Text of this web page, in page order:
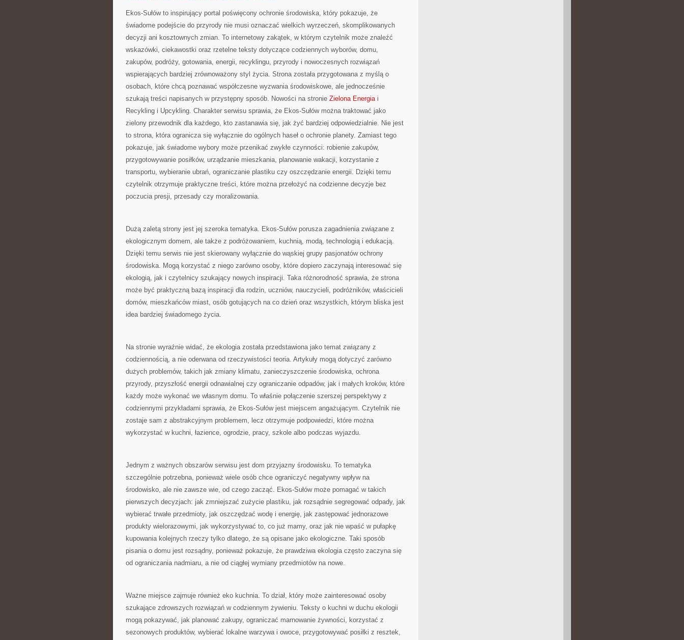
Ekos-Sułów to inspirujący portal poświęcony ochronie środowiska, który pokazuje, że
świadome podejście do przyrody nie musi oznaczać wielkich wyrzeczeń, skomplikowanych
decyzji ani kosztownych zmian. To internetowy zakątek, w którym czytelnik może znaleźć
wskazówki, ciekawostki oraz rzetelne teksty dotyczące codziennych wyborów, domu,
zakupów, podróży, gotowania, energii, recyklingu, przyrody i nowoczesnych rozwiązań
wspierających bardziej zrównoważony styl życia. Strona została przygotowana z myślą o
osobach, które chcą poznawać współczesne wyzwania środowiskowe, ale jednocześnie
szukają treści napisanych w przystępny sposób. Nowości na stronie Zielona Energiai
Recykling i Upcykling. Charakter serwisu sprawia, że Ekos-Sułów można traktować jako
zielony przewodnik dla każdego, kto zastanawia się, jak żyć bardziej odpowiedzialnie. Nie jest
to strona, która ogranicza się wyłącznie do ogólnych haseł o ochronie planety. Zamiast tego
pokazuje, jak świadome wybory może przenikać zwykłe czynności: robienie zakupów,
przygotowywanie posiłków, urządzanie mieszkania, planowanie wakacji, korzystanie z
transportu, wybieranie ubrań, ograniczanie plastiku czy oszczędzanie energii. Dzięki temu
czytelnik otrzymuje praktyczne treści, które można przełożyć na codzienne decyzje bez
poczucia presji, przesady czy moralizowania.
Dużą zaletą strony jest jej szeroka tematyka. Ekos-Sułów porusza zagadnienia związane z
ekologicznym domem, ale także z podróżowaniem, kuchnią, modą, technologią i edukacją.
Dzięki temu serwis nie jest skierowany wyłącznie do wąskiej grupy pasjonatów ochrony
środowiska. Mogą korzystać z niego zarówno osoby, które dopiero zaczynają interesować się
ekologią, jak i czytelnicy szukający nowych inspiracji. Taka różnorodność sprawia, że strona
może być praktyczną bazą inspiracji dla rodzin, uczniów, nauczycieli, podróżników, właścicieli
domów, mieszkańców miast, osób gotujących na co dzień oraz wszystkich, którym bliska jest
idea bardziej świadomego życia.
Na stronie wyraźnie widać, że ekologia została przedstawiona jako temat związany z
codziennością, a nie oderwana od rzeczywistości teoria. Artykuły mogą dotyczyć zarówno
dużych problemów, takich jak zmiany klimatu, zanieczyszczenie środowiska, ochrona
przyrody, przyszłość energii odnawialnej czy ograniczanie odpadów, jak i małych kroków, które
każdy może wykonać we własnym domu. To właśnie połączenie szerszej perspektywy z
codziennymi przykładami sprawia, że Ekos-Sułów jest miejscem angażującym. Czytelnik nie
zostaje sam z abstrakcyjnym problemem, lecz otrzymuje podpowiedzi, które można
wykorzystać w kuchni, łazience, ogrodzie, pracy, szkole albo podczas wyjazdu.
Jednym z ważnych obszarów serwisu jest dom przyjazny środowisku. To tematyka
szczególnie potrzebna, ponieważ wiele osób chce ograniczyć negatywny wpływ na
środowisko, ale nie zawsze wie, od czego zacząć. Ekos-Sułów może pomagać w takich
pierwszych decyzjach: jak zmniejszać zużycie plastiku, jak rozsądnie segregować odpady, jak
wybierać trwałe przedmioty, jak oszczędzać wodę i energię, jak zastępować jednorazowe
produkty wielorazowymi, jak wykorzystywać to, co już mamy, oraz jak nie wpaść w pułapkę
kupowania kolejnych rzeczy tylko dlatego, że są opisane jako ekologiczne. Taki sposób
pisania o domu jest rozsądny, ponieważ pokazuje, że prawdziwa ekologia często zaczyna się
od ograniczania nadmiaru, a nie od ciągłej wymiany przedmiotów na nowe.
Ważne miejsce zajmuje również eko kuchnia. To dział, który może zainteresować osoby
szukające zdrowszych rozwiązań w codziennym żywieniu. Teksty o kuchni w duchu ekologii
mogą pokazywać, jak planować zakupy, ograniczać marnowanie żywności, korzystać z
sezonowych produktów, wybierać lokalne warzywa i owoce, przygotowywać posiłki z resztek,